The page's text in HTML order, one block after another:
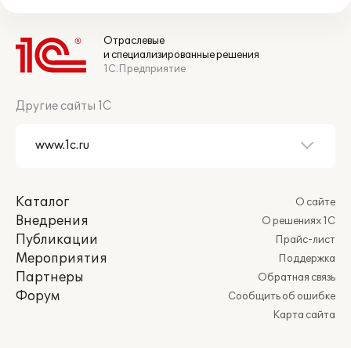
Отраслевые
и специализированные решения
1С:Предприятие
Другие сайты 1С
Каталог
Внедрения
Публикации
Мероприятия
Партнеры
Форум
О сайте
О решениях 1С
Прайс-лист
Поддержка
Обратная связь
Сообщить об ошибке
Карта сайта